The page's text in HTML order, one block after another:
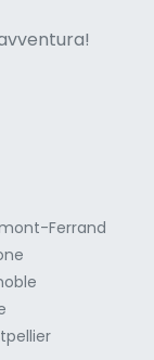
Ferrand